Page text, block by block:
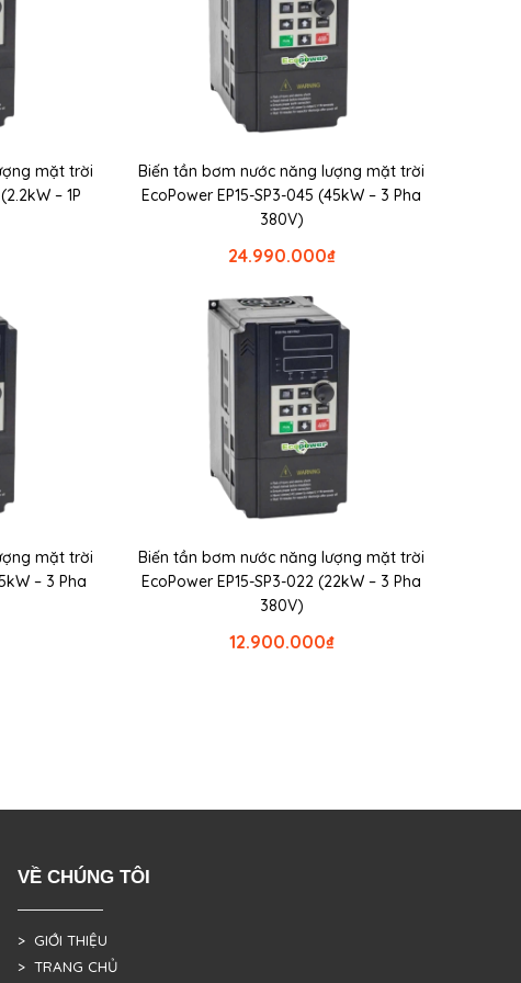
mặt trời
– 1P
Biến tần bơm nước năng lượng mặt trời
EcoPower EP15-SP3-045 (45kW – 3 Pha
380V)
₫
24.990.000
mặt trời
– 3 Pha
Biến tần bơm nước năng lượng mặt trời
EcoPower EP15-SP3-022 (22kW – 3 Pha
380V)
₫
12.900.000
VỀ CHÚNG TÔI
> GIỚI THIỆU
> TRANG CHỦ